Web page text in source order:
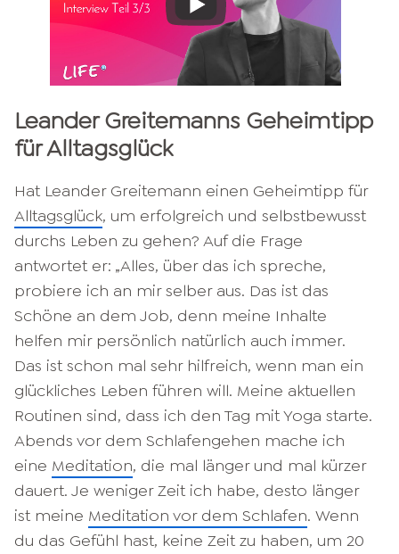
Leander Greitemanns Geheimtipp
für Alltagsglück
Hat Leander Greitemann einen Geheimtipp für
Alltagsglück, um erfolgreich und selbstbewusst
durchs Leben zu gehen? Auf die Frage
antwortet er: „Alles, über das ich spreche,
probiere ich an mir selber aus. Das ist das
Schöne an dem Job, denn meine Inhalte
helfen mir persönlich natürlich auch immer.
Das ist schon mal sehr hilfreich, wenn man ein
glückliches Leben führen will. Meine aktuellen
Routinen sind, dass ich den Tag mit Yoga starte.
Abends vor dem Schlafengehen mache ich
eine Meditation, die mal länger und mal kürzer
dauert. Je weniger Zeit ich habe, desto länger
ist meine Meditation vor dem Schlafen. Wenn
du das Gefühl hast, keine Zeit zu haben, um 20